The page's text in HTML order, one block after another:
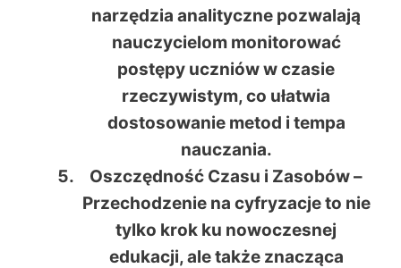
narzędzia analityczne pozwalają
nauczycielom monitorować
postępy uczniów w czasie
rzeczywistym, co ułatwia
dostosowanie metod i tempa
nauczania.
Oszczędność Czasu i Zasobów–
Przechodzenie na cyfryzacje to nie
tylko krok ku nowoczesnej
edukacji, ale także znacząca